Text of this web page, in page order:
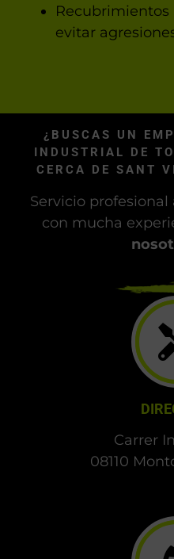
Recubrimientos
evitar
¿BUSCAS UN
INDUSTRIAL DE
CERCA DE SANT
Servicio
con mucha
Carrer
08110